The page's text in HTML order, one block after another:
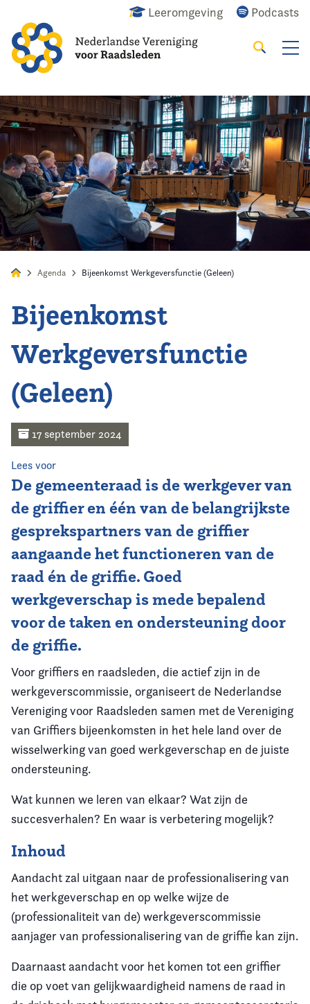
Leeromgeving Podcasts
Alles Nieuws Agenda Raadslid
Zoeken
Home
Agenda
Nieuws
Opleiding
Kennis & Informatie
Vereniging
Contact
Agenda Bijeenkomst Werkgeversfunctie (Geleen)
Bijeenkomst
Werkgeversfunctie
(Geleen)
17 september 2024
Lees voor
De gemeenteraad is de werkgever van
de griffier en één van de belangrijkste
gesprekspartners van de griffier
aangaande het functioneren van de
raad én de griffie. Goed
werkgeverschap is mede bepalend
voor de taken en ondersteuning door
de griffie.
Voor griffiers en raadsleden, die actief zijn in de
werkgeverscommissie, organiseert de Nederlandse
Vereniging voor Raadsleden samen met de Vereniging
van Griffiers bijeenkomsten in het hele land over de
wisselwerking van goed werkgeverschap en de juiste
ondersteuning.
Wat kunnen we leren van elkaar? Wat zijn de
succesverhalen? En waar is verbetering mogelijk?
Inhoud
Aandacht zal uitgaan naar de professionalisering van
het werkgeverschap en op welke wijze de
(professionaliteit van de) werkgeverscommissie
aanjager van professionalisering van de griffie kan zijn.
Daarnaast aandacht voor het komen tot een griffier
die op voet van gelijkwaardigheid namens de raad in